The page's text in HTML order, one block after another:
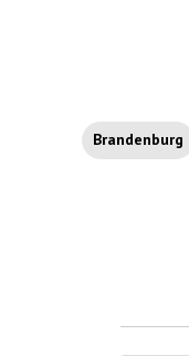
Brandenburg